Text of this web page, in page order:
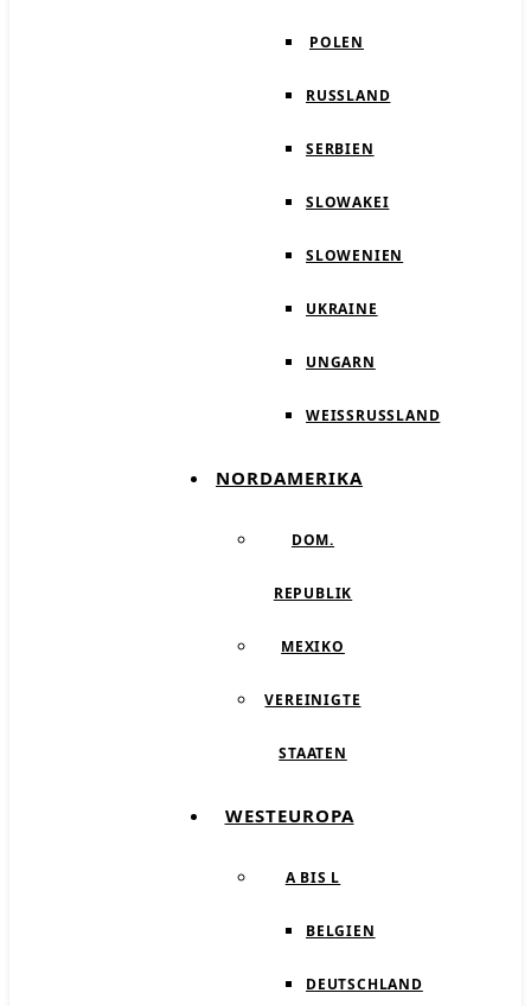
POLEN
RUSSLAND
SERBIEN
SLOWAKEI
SLOWENIEN
UKRAINE
UNGARN
WEISSRUSSLAND
NORDAMERIKA
DOM.
REPUBLIK
MEXIKO
VEREINIGTE
STAATEN
WESTEUROPA
A BIS L
BELGIEN
DEUTSCHLAND